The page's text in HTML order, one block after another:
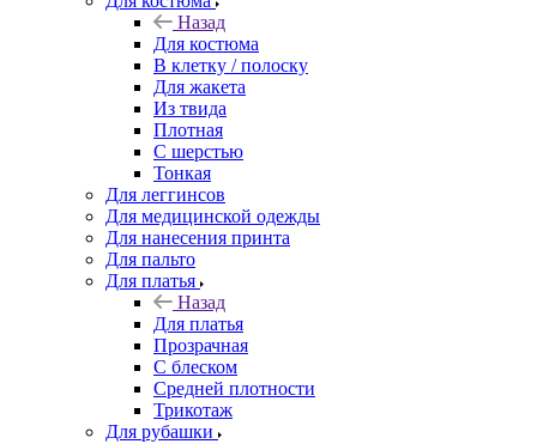
Назад
Для костюма
В клетку / полоску
Для жакета
Из твида
Плотная
С шерстью
Тонкая
Для леггинсов
Для медицинской одежды
Для нанесения принта
Для пальто
Для платья
Назад
Для платья
Прозрачная
С блеском
Средней плотности
Трикотаж
Для рубашки